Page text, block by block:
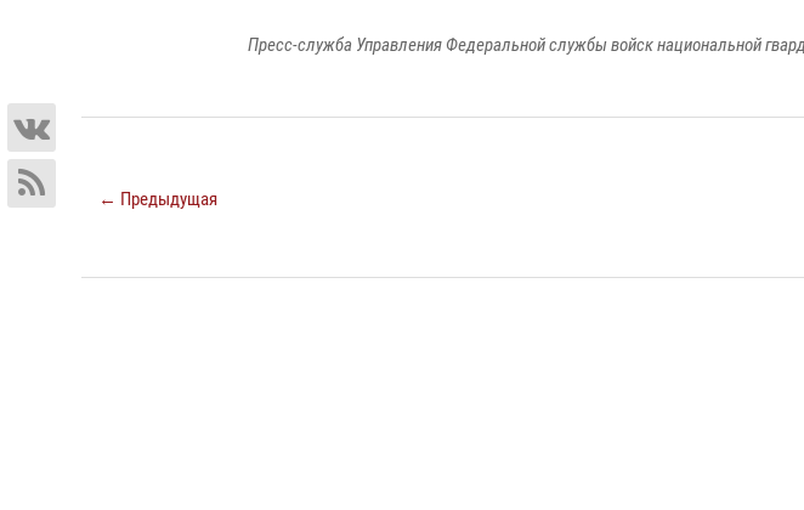
Пресс-служба Управления Федеральной службы войск национальной
← Предыдущая